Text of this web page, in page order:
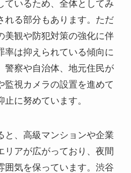
ているため、全体としてみ
れる部分もあります。ただ
美観や防犯対策の強化に伴
率は抑えられている傾向に
警察や自治体、地元住民が
監視カメラの設置を進めて
に努めています。
と、高級マンションや企業
リアが広がっており、夜間
囲気を保っています。渋谷